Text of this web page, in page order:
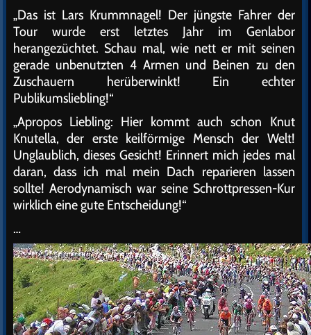
„Das ist Lars Krummnagel! Der jüngste Fahrer der
Tour wurde erst letztes Jahr im Genlabor
herangezüchtet. Schau mal, wie nett er mit seinen
gerade unbenutzten 4 Armen und Beinen zu den
Zuschauern herüberwinkt! Ein echter
Publikumsliebling!“
„Apropos Liebling: Hier kommt auch schon Knut
Knutella, der erste keilförmige Mensch der Welt!
Unglaublich, dieses Gesicht! Erinnert mich jedes mal
daran, dass ich mal mein Dach reparieren lassen
sollte! Aerodynamisch war seine Schrottpressen-Kur
wirklich eine gute Entscheidung!“
…